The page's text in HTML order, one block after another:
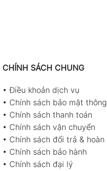
CHÍNH SÁCH CHUNG
•Điều khoản dịch vụ
• Chính sách bảo mật
• Chính sách thanh toán
• Chính sách vận chuyển
• Chính sách đổi trả & hoàn
• Chính sách bảo hành
• Chính sách đại lý